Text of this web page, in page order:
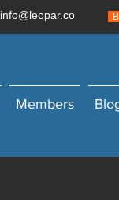
info@leopar.co
Members